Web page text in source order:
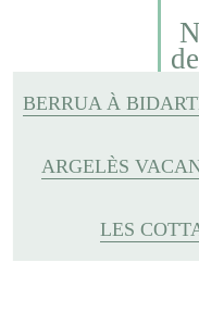
BERRUA À BIDART
ARGELÈS
LES